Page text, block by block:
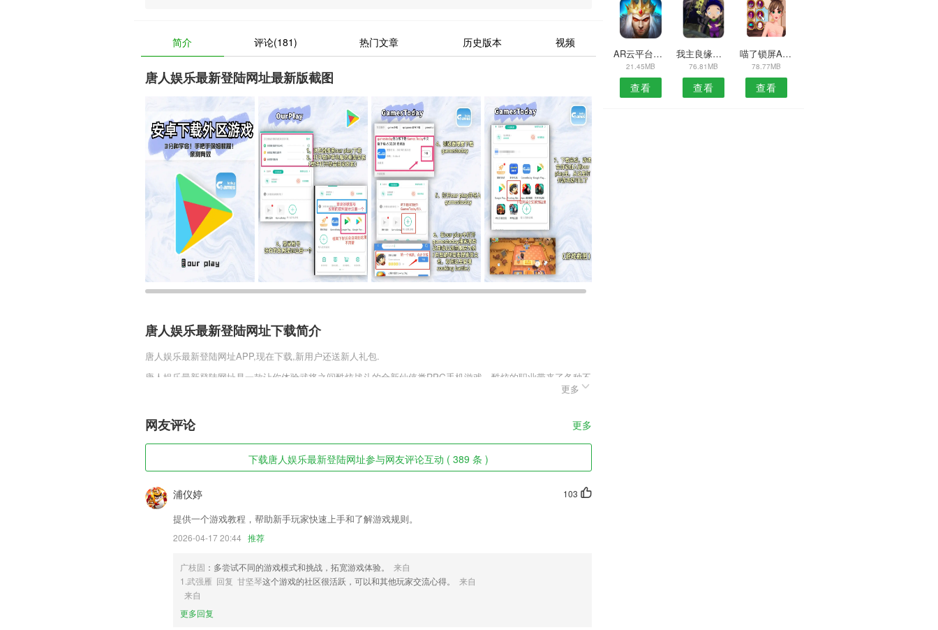
简介 评论(181) 热门文章 历史版本 视频
唐人娱乐最新登陆网址最新版截图
唐人娱乐最新登陆网址下载简介
唐人娱乐最新登陆网址APP,现在下载,新用户还送新人礼包.
唐人娱乐最新登陆网址是一款让你体验武将之间酷炫战斗的全新仙侠类RPG手机游戏，酷炫的职业带来了各种不
同的技能，你可以在战斗中使用这些技能开始激烈的杀敌之旅。多主线的副本设定，每一个职业都有着自己的主
唐人娱乐最新登陆网址软件特色
2,订阅费用包含正常行驶的轮胎磨损、更换服务。
3,在线将自己的个人账号进行登录，随时进入到软件个人中心里面。
4,设备安装时间可以随时的线上2265预约，会在预约的时间段内去提供安装服务。
5,用户可以在平台上享受电视广播直播、点播和回看服务阅读电子报纸、参与直播互动
唐人娱乐最新登陆网址软件优势
1.·多种题库集合于此，再也不需要购买题库资料了
2.·收录了多套TPO听力，并且覆盖多种题型的听力内容，可自由练习；
更多
网友评论 更多
下载唐人娱乐最新登陆网址参与网友评论互动 ( 389 条 )
103
浦仪婷
提供一个游戏教程，帮助新手玩家快速上手和了解游戏规则。
2026-04-17 20:44 推荐
广枝固 ：多尝试不同的游戏模式和挑战，拓宽游戏体验。
来自
1.武强雁 回复 甘坚琴这个游戏的社区很活跃，可以和其他玩家交流心得。
来自
来自
更多回复
AR云平台APP
21.45MB
查看
我主良缘安卓版
76.81MB
查看
喵了锁屏APP
78.77MB
查看